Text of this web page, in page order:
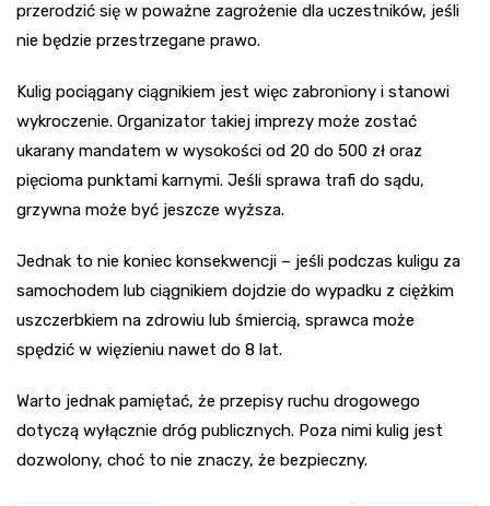
przerodzić się w poważne zagrożenie dla uczestników, jeśli
nie będzie przestrzegane prawo.
Kulig pociągany ciągnikiem jest więc zabroniony i stanowi
wykroczenie. Organizator takiej imprezy może zostać
ukarany mandatem w wysokości od 20 do 500 zł oraz
pięcioma punktami karnymi. Jeśli sprawa trafi do sądu,
grzywna może być jeszcze wyższa.
Jednak to nie koniec konsekwencji – jeśli podczas kuligu za
samochodem lub ciągnikiem dojdzie do wypadku z ciężkim
uszczerbkiem na zdrowiu lub śmiercią, sprawca może
spędzić w więzieniu nawet do 8 lat.
Warto jednak pamiętać, że przepisy ruchu drogowego
dotyczą wyłącznie dróg publicznych. Poza nimi kulig jest
dozwolony, choć to nie znaczy, że bezpieczny.